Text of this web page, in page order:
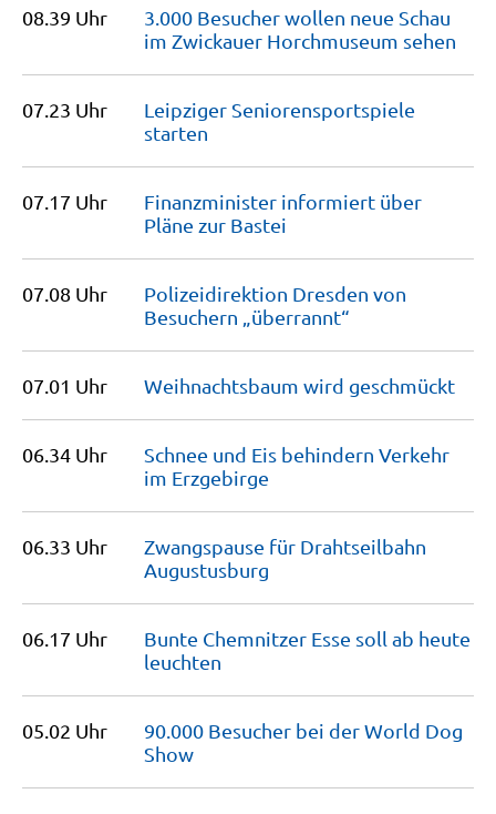
08.39 Uhr
3.000 Besucher wollen neue Schau
im Zwickauer Horchmuseum sehen
07.23 Uhr
Leipziger Seniorensportspiele
starten
07.17 Uhr
Finanzminister informiert über
Pläne zur Bastei
07.08 Uhr
Polizeidirektion Dresden von
Besuchern
„überrannt“
07.01 Uhr Weihnachtsbaum wird geschmückt
06.34 Uhr
Schnee und Eis behindern Verkehr
im Erzgebirge
06.33 Uhr
Zwangspause für Drahtseilbahn
Augustusburg
06.17 Uhr
Bunte Chemnitzer Esse soll ab heute
leuchten
05.02 Uhr
90.000 Besucher bei der World Dog
Show